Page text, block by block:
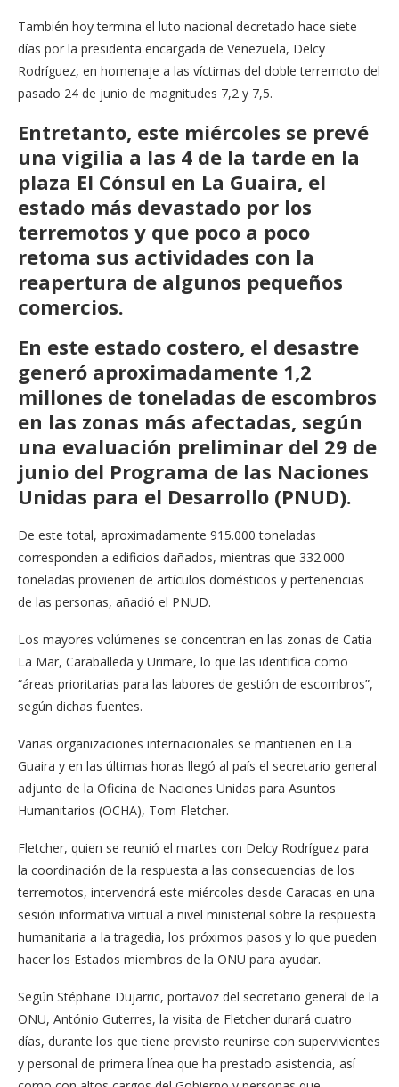
También hoy termina el luto nacional decretado hace siete
días por la presidenta encargada de Venezuela, Delcy
Rodríguez, en homenaje a las víctimas del doble terremoto del
pasado 24 de junio de magnitudes 7,2 y 7,5.
Entretanto, este miércoles se prevé
una vigilia a las 4 de la tarde en la
plaza El Cónsul en La Guaira, el
estado más devastado por los
terremotos y que poco a poco
retoma sus actividades con la
reapertura de algunos pequeños
comercios.
En este estado costero, el desastre
generó aproximadamente 1,2
millones de toneladas de escombros
en las zonas más afectadas, según
una evaluación preliminar del 29 de
junio del Programa de las Naciones
Unidas para el Desarrollo (PNUD).
De este total, aproximadamente 915.000 toneladas
corresponden a edificios dañados, mientras que 332.000
toneladas provienen de artículos domésticos y pertenencias
de las personas, añadió el PNUD.
Los mayores volúmenes se concentran en las zonas de Catia
La Mar, Caraballeda y Urimare, lo que las identifica como
“áreas prioritarias para las labores de gestión de escombros”,
según dichas fuentes.
Varias organizaciones internacionales se mantienen en La
Guaira y en las últimas horas llegó al país el secretario general
adjunto de la Oficina de Naciones Unidas para Asuntos
Humanitarios (OCHA), Tom Fletcher.
Fletcher, quien se reunió el martes con Delcy Rodríguez para
la coordinación de la respuesta a las consecuencias de los
terremotos, intervendrá este miércoles desde Caracas en una
sesión informativa virtual a nivel ministerial sobre la respuesta
humanitaria a la tragedia, los próximos pasos y lo que pueden
hacer los Estados miembros de la ONU para ayudar.
Según Stéphane Dujarric, portavoz del secretario general de la
ONU, António Guterres, la visita de Fletcher durará cuatro
días, durante los que tiene previsto reunirse con supervivientes
y personal de primera línea que ha prestado asistencia, así